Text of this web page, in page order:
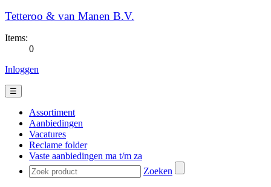
Tetteroo & van Manen B.V.
Items:
0
Inloggen
☰
Assortiment
Aanbiedingen
Vacatures
Reclame folder
Vaste aanbiedingen ma t/m za
Zoeken